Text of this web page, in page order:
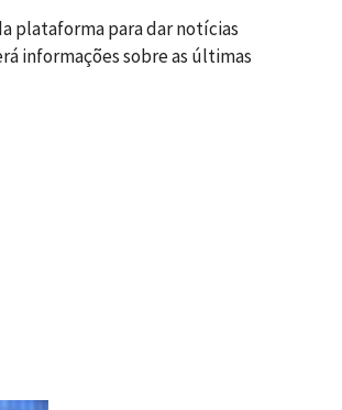
plataforma para dar notícias
informações sobre as últimas